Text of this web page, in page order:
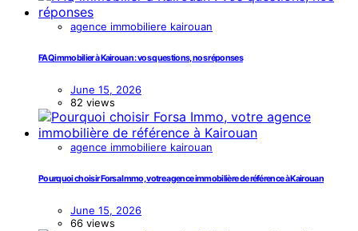
agence immobiliere kairouan
FAQ immobilier à Kairouan : vos questions, nos réponses
June 15, 2026
82 views
agence immobiliere kairouan
Pourquoi choisir Forsa Immo, votre agence immobilière de référence à Kairouan
June 15, 2026
66 views